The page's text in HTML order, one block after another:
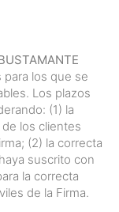
los que se
Los plazos
(1) la
los clientes
(2) la correcta
suscrito con
la correcta
de la Firma.